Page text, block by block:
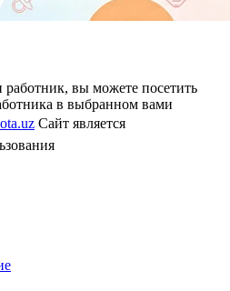
вы можете посетить
в выбранном вами
Сайт является